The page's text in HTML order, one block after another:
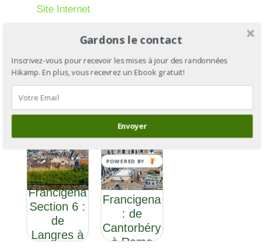
Site Internet
Via
Francigena
Section 6 :
de
Langres à
Via
Francigena
: de
Cantorbéry
à Rome
Gardons le contact
Inscrivez-vous pour recevoir les mises à jour des randonnées
Hikamp. En plus, vous recevrez un Ebook gratuit!
Envoyer
POWERED BY